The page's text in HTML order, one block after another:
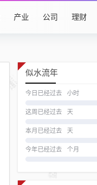
产业 公司 理财
似水流年
今日已经过去 小时
这周已经过去 天
本月已经过去 天
今年已经过去 个月